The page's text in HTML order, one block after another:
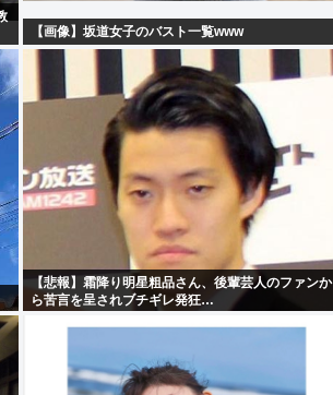
【画像】坂道女子のバスト一覧www
【悲報】霜降り明星粗品さん、後輩芸人のファンか
ら苦言を呈されブチギレ発狂…